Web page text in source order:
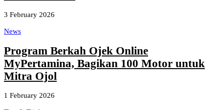
3 February 2026
News
Program Berkah Ojek Online
MyPertamina, Bagikan 100 Motor untuk
Mitra Ojol
1 February 2026